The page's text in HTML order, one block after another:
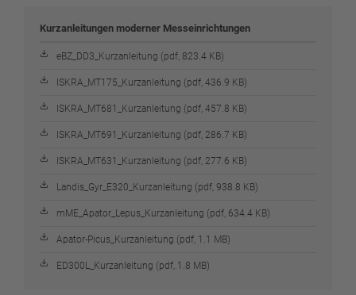
Kurzanleitungen moderner Messeinrichtungen
eBZ_DD3_Kurzanleitung (pdf, 823.4 KB)
ISKRA_MT175_Kurzanleitung (pdf, 436.9 KB)
ISKRA_MT681_Kurzanleitung (pdf, 457.8 KB)
ISKRA_MT691_Kurzanleitung (pdf, 286.7 KB)
ISKRA_MT631_Kurzanleitung (pdf, 277.6 KB)
Landis_Gyr_E320_Kurzanleitung (pdf, 938.8 KB)
mME_Apator_Lepus_Kurzanleitung (pdf, 634.4 KB)
Apator-Picus_Kurzanleitung (pdf, 1.1 MB)
ED300L_Kurzanleitung (pdf, 1.8 MB)